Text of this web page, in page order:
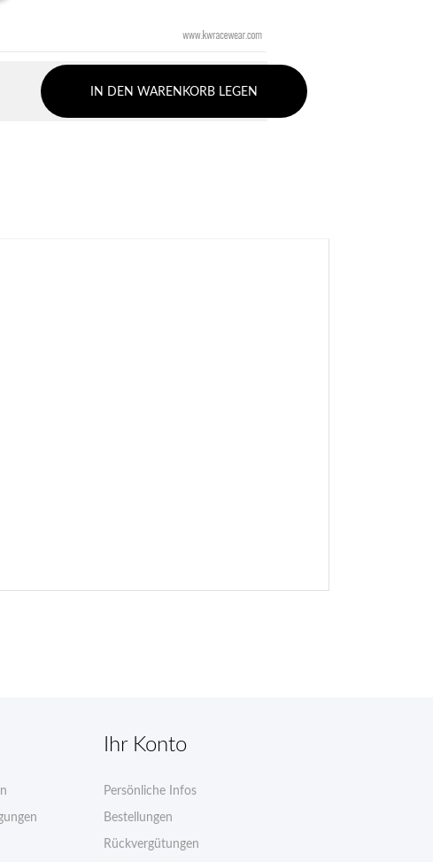
IN DEN WARENKORB LEGEN
Ihr Konto
Persönliche Infos
Bestellungen
Rückvergütungen